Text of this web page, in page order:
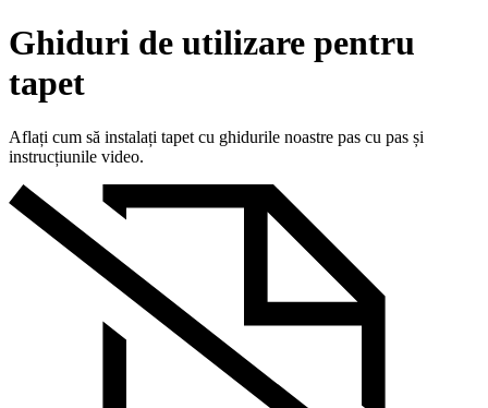
Ghiduri de utilizare pentru
tapet
Aflați cum să instalați tapet cu ghidurile noastre pas cu pas și
instrucțiunile video.